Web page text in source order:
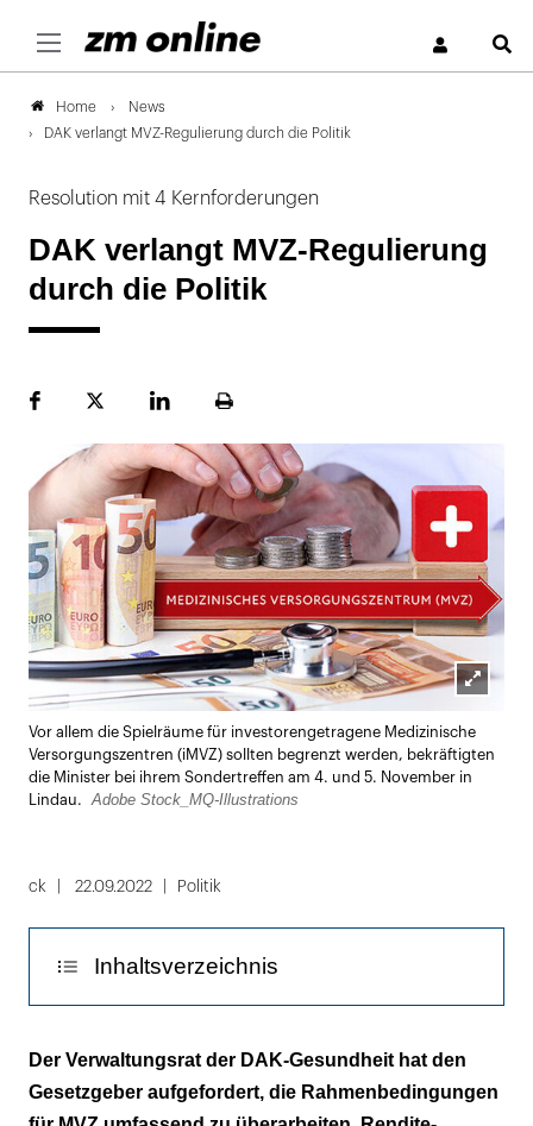
Home
News
DAK verlangt MVZ-Regulierung durch die Politik
Resolution mit 4 Kernforderungen
DAK verlangt MVZ-Regulierung
durch die Politik
FacebookPlattformLinekdInSeite
öffnen
Vor allem die Spielräume für investorengetragene Medizinische
Versorgungszentren (iMVZ) sollten begrenzt werden, bekräftigten
die Minister bei ihrem Sondertreffen am 4. und 5. November in
Lindau.
Adobe Stock_MQ-Illustrations
ck 22.09.2022 Politik
Inhaltsverzeichnis
Regelungen sollten marktbeherrschende
Stellungen verhindern
Der Verwaltungsrat der DAK-Gesundheit hat den
Gesetzgeber aufgefordert, die Rahmenbedingungen